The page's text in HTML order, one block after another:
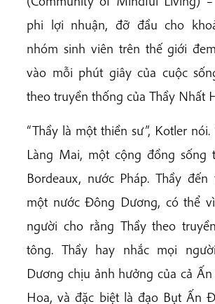
phi lợi nhuận, đỡ đầu cho
nhóm sinh viên trên thế giới
vào mỗi phút giây của cuộc
theo truyền thống của Thầy Nhất
“Thầy là một thiền sư”, Kotler
Làng Mai, một cộng đồng sống
Bordeaux, nước Pháp. Thầy
một nước Đông Dương, có thể
người cho rằng Thầy theo
tông. Thầy hay nhắc mọi
Dương chịu ảnh hưởng của cả
Hoa, và đặc biệt là đạo Bụt Ấn